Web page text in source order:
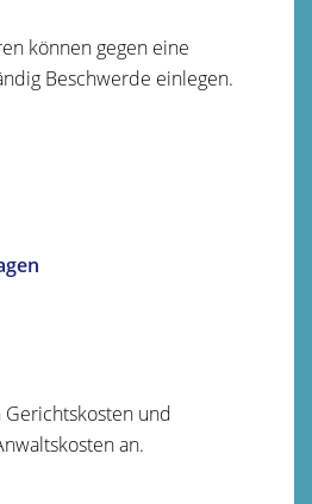
können gegen eine
Beschwerde einlegen.
Gerichtskosten und
an.